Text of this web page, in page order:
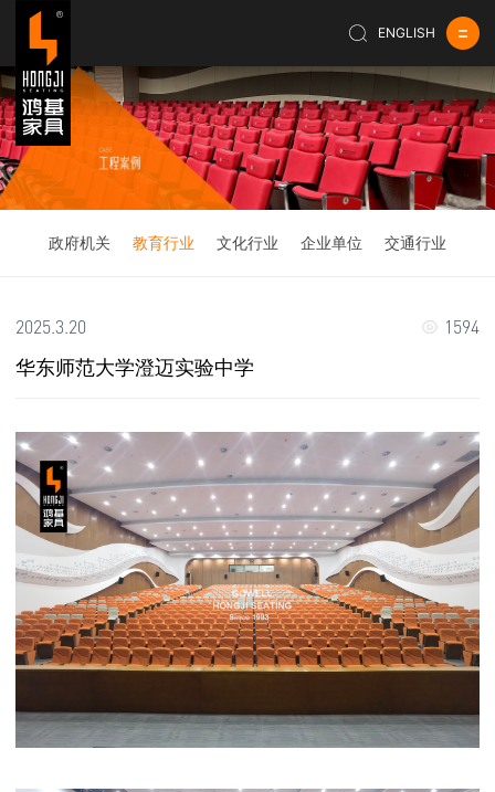
ENGLISH
政府机关 教育行业 文化行业 企业单位 交通行业
2025.3.20 1594
华东师范大学澄迈实验中学